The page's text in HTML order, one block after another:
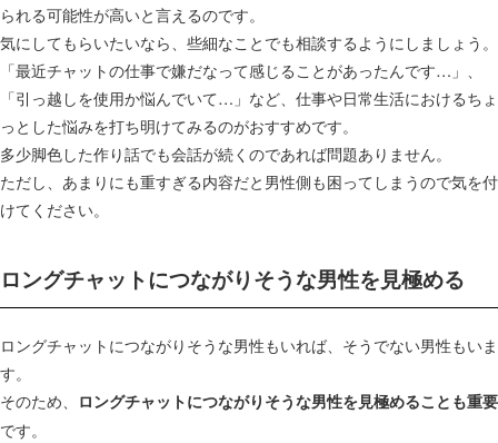
られる可能性が高いと言えるのです。
気にしてもらいたいなら、些細なことでも相談するようにしましょう。
「最近チャットの仕事で嫌だなって感じることがあったんです…」、
「引っ越しを使用か悩んでいて…」など、仕事や日常生活におけるちょ
っとした悩みを打ち明けてみるのがおすすめです。
多少脚色した作り話でも会話が続くのであれば問題ありません。
ただし、あまりにも重すぎる内容だと男性側も困ってしまうので気を付
けてください。
ロングチャットにつながりそうな男性を見極める
ロングチャットにつながりそうな男性もいれば、そうでない男性もいま
す。
そのため、
ロングチャットにつながりそうな男性を見極めることも重要
です。